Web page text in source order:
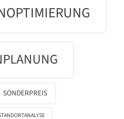
SONDERPREIS